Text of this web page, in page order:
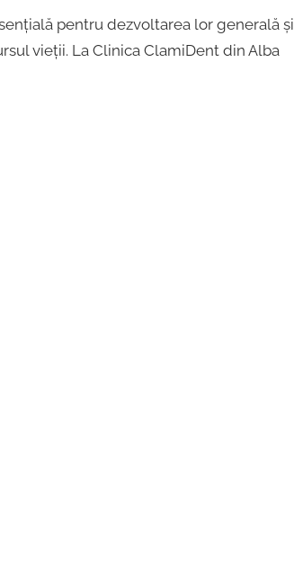
pentru dezvoltarea lor generală și
vieții. La Clinica ClamiDent din Alba